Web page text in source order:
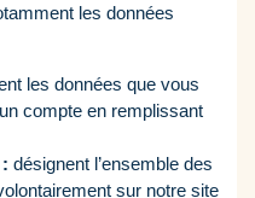
les données
les données que vous
compte en remplissant
désignent l’ensemble des
sur notre site